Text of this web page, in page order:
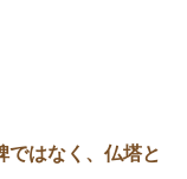
ではなく、仏塔と